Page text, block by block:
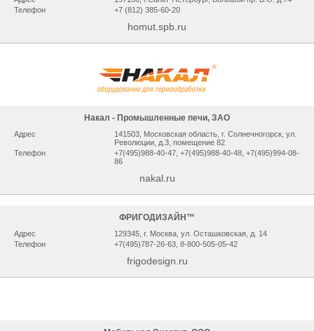
Телефон
+7 (812) 385-60-20
homut.spb.ru
Накал - Промышленные печи, ЗАО
Адрес
141503, Мocкoвcкaя oблacть, г. Сoлнeчнoгopcк, ул.
Рeвoлюции, д.3, помещение 82
Телефон
+7(495)988-40-47, +7(495)988-40-48, +7(495)994-08-
86
nakal.ru
ФРИГОДИЗАЙН™
Адрес
129345, г. Москва, ул. Осташковская, д. 14
Телефон
+7(495)787-26-63, 8-800-505-05-42
frigodesign.ru